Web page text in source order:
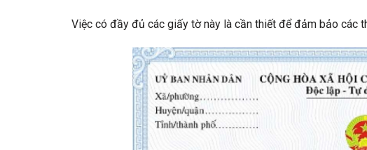
Việc có đầy đủ các giấy tờ này là cần thiết để đảm bảo các